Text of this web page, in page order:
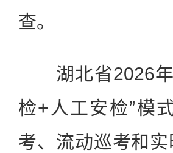
查。
湖北省2026年
检+人工安检”模
考、流动巡考和